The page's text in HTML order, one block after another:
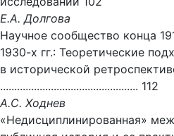
Е.А. Долгова
Научное сообщество конца
1930-х гг.: Теоретические
в исторической
................................................. 112
А.С. Ходнев
«Недисциплинированная»